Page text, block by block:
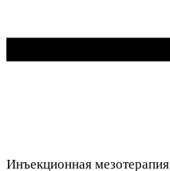
Инъекционная мезотерапия